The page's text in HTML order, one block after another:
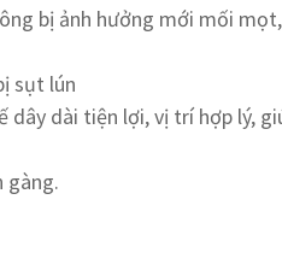
bị ảnh hưởng mới mối
sụt lún
dây dài tiện lợi, vị trí hợp lý,
gàng.